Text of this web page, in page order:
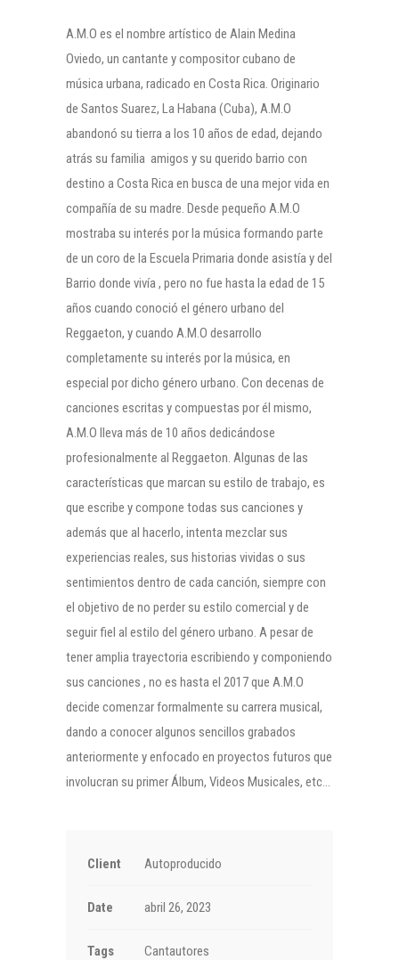
A.M.O es el nombre artístico de Alain Medina
Oviedo, un cantante y compositor cubano de
música urbana, radicado en Costa Rica. Originario
de Santos Suarez, La Habana (Cuba), A.M.O
abandonó su tierra a los 10 años de edad, dejando
atrás su familia amigos y su querido barrio con
destino a Costa Rica en busca de una mejor vida en
compañía de su madre. Desde pequeño A.M.O
mostraba su interés por la música formando parte
de un coro de la Escuela Primaria donde asistía y del
Barrio donde vivía , pero no fue hasta la edad de 15
años cuando conoció el género urbano del
Reggaeton, y cuando A.M.O desarrollo
completamente su interés por la música, en
especial por dicho género urbano. Con decenas de
canciones escritas y compuestas por él mismo,
A.M.O lleva más de 10 años dedicándose
profesionalmente al Reggaeton. Algunas de las
características que marcan su estilo de trabajo, es
que escribe y compone todas sus canciones y
además que al hacerlo, intenta mezclar sus
experiencias reales, sus historias vividas o sus
sentimientos dentro de cada canción, siempre con
el objetivo de no perder su estilo comercial y de
seguir fiel al estilo del género urbano. A pesar de
tener amplia trayectoria escribiendo y componiendo
sus canciones , no es hasta el 2017 que A.M.O
decide comenzar formalmente su carrera musical,
dando a conocer algunos sencillos grabados
anteriormente y enfocado en proyectos futuros que
involucran su primer Álbum, Videos Musicales, etc…
Client Autoproducido
Date abril 26, 2023
Tags Cantautores